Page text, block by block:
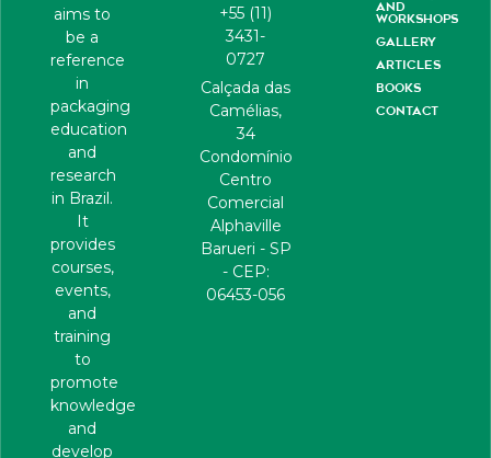
aims to
be a
reference
in
packaging
education
and
research
in Brazil.
It
provides
courses,
events,
and
training
to
promote
knowledge
and
develop
+55 (11)
3431-
0727
Calçada das
Camélias,
34
Condomínio
Centro
Comercial
Alphaville
Barueri - SP
- CEP:
06453-056
AND
WORKSHOPS
GALLERY
ARTICLES
BOOKS
CONTACT